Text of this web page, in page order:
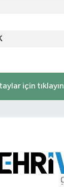
için tıklayın